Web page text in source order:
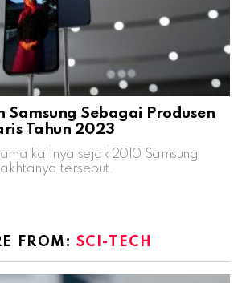
Samsung Sebagai Produsen
Tahun 2023
kalinya sejak 2010 Samsung
tersebut.
FROM: SCI-TECH